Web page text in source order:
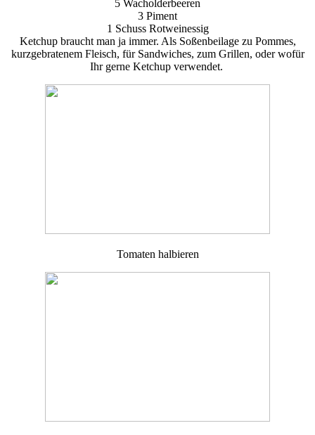
5 Wacholderbeeren
3 Piment
1 Schuss Rotweinessig
Ketchup braucht man ja immer. Als Soßenbeilage zu Pommes,
kurzgebratenem Fleisch, für Sandwiches, zum Grillen, oder wofür
Ihr gerne Ketchup verwendet.
Tomaten halbieren